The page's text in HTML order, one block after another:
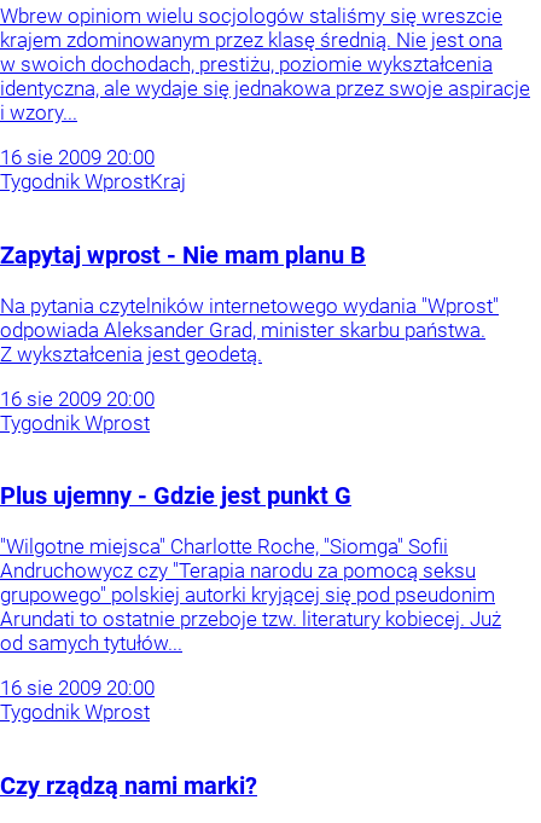
Wbrew opiniom wielu socjologów staliśmy się wreszcie
krajem zdominowanym przez klasę średnią. Nie jest ona
w swoich dochodach, prestiżu, poziomie wykształcenia
identyczna, ale wydaje się jednakowa przez swoje aspiracje
i wzory...
16 sie 2009 20:00
Tygodnik WprostKraj
Zapytaj wprost - Nie mam planu B
Na pytania czytelników internetowego wydania "Wprost"
odpowiada Aleksander Grad, minister skarbu państwa.
Z wykształcenia jest geodetą.
16 sie 2009 20:00
Tygodnik Wprost
Plus ujemny - Gdzie jest punkt G
"Wilgotne miejsca" Charlotte Roche, "Siomga" Sofii
Andruchowycz czy "Terapia narodu za pomocą seksu
grupowego" polskiej autorki kryjącej się pod pseudonim
Arundati to ostatnie przeboje tzw. literatury kobiecej. Już
od samych tytułów...
16 sie 2009 20:00
Tygodnik Wprost
Czy rządzą nami marki?